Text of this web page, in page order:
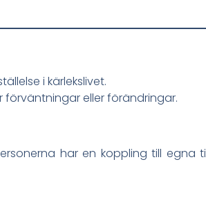
i kärlekslivet.
förväntningar eller förändringar.
har en koppling till egna